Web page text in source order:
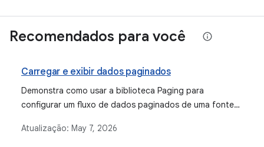
Recomendados para você
Carregar e exibir dados paginados
Demonstra como usar a biblioteca Paging para
configurar um fluxo de dados paginados de uma fonte
Atualização: May 7, 2026